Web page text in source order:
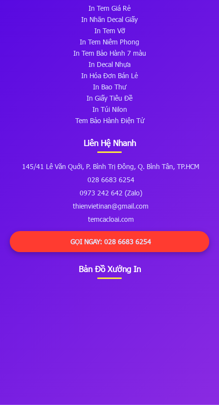
In Tem Giá Rẻ
In Nhãn Decal Giấy
In Tem Vỡ
In Tem Niêm Phong
In Tem Bảo Hành 7 màu
In Decal Nhựa
In Hóa Đơn Bán Lẻ
In Bao Thư
In Giấy Tiêu Đề
In Túi Nilon
Tem Bảo Hành Điện Tử
Liên Hệ Nhanh
145/41 Lê Văn Quới, P. Bình Trị Đông, Q. Bình Tân, TP.HCM
028 6683 6254
0973 242 642 (Zalo)
thienvietinan@gmail.com
temcacloai.com
GỌI NGAY: 028 6683 6254
Bản Đồ Xưởng In